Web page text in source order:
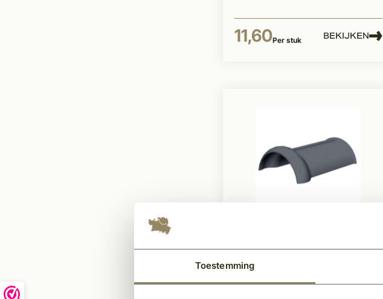
Toestemming
11,60Per stuk BEKIJKEN
Wienerberger halfronde
vorst vario blauw
Gebakken kleipan